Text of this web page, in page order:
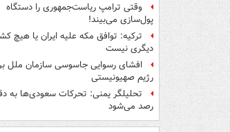
وقتی ترامپ ریاست‌جمهوری را دستگاه
پول‌سازی می‌بیند!
ترکیه: توافق مکه علیه ایران یا هیچ
دیگری نیست
افشای رسوایی جاسوسی سازمان ملل
رژیم صهیونیستی
تحلیلگر یمنی: تحرکات سعودی‌ها به
رصد می‌شود